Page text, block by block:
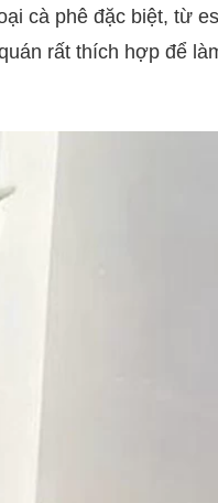
cà phê đặc biệt, từ
rất thích hợp để